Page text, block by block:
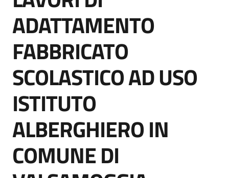
Piattaforme
telematiche
English
site
ADATTAMENTO
FABBRICATO
SCOLASTICO AD USO
ISTITUTO
ALBERGHIERO IN
COMUNE DI